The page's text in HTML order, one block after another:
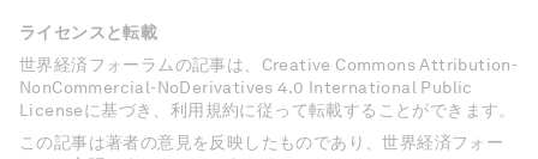
ライセンスと転載
世界経済フォーラムの記事は、Creative Commons Attribution-
NonCommercial-NoDerivatives 4.0 International Public
Licenseに基づき、利用規約に従って転載することができます。
この記事は著者の意見を反映したものであり、世界経済フォー